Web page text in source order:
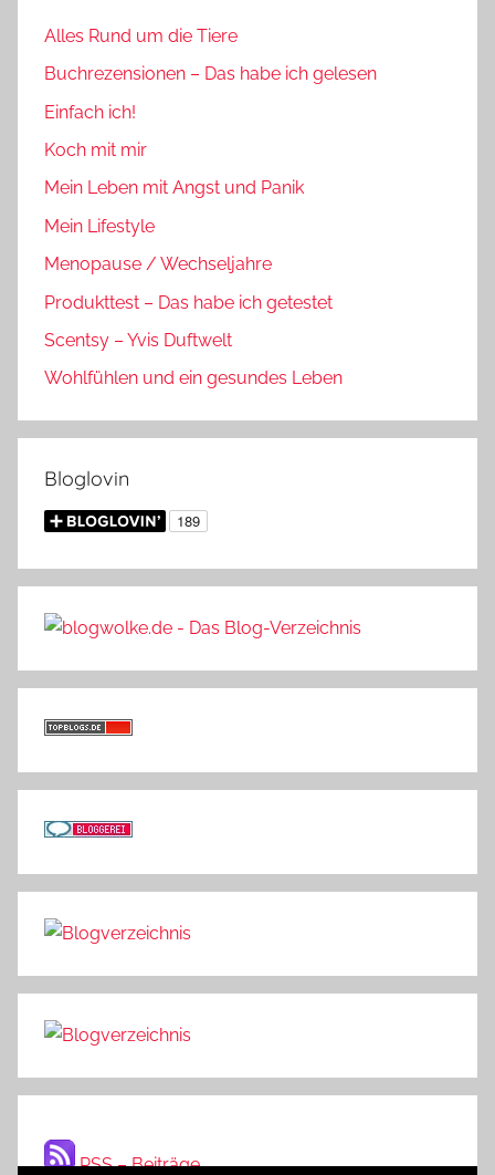
Alles Rund um die Tiere
Buchrezensionen – Das habe ich gelesen
Einfach ich!
Koch mit mir
Mein Leben mit Angst und Panik
Mein Lifestyle
Menopause / Wechseljahre
Produkttest – Das habe ich getestet
Scentsy – Yvis Duftwelt
Wohlfühlen und ein gesundes Leben
Bloglovin
RSS – Beiträge